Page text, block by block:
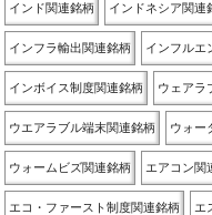
インド関連銘柄 インドネシア関連
インフラ輸出関連銘柄 インフルエ
インボイス制度関連銘柄 ウェアラ
ウエアラブル端末関連銘柄 ウォー
ウォームビズ関連銘柄 エアコン関
エコ・ファースト制度関連銘柄 エ